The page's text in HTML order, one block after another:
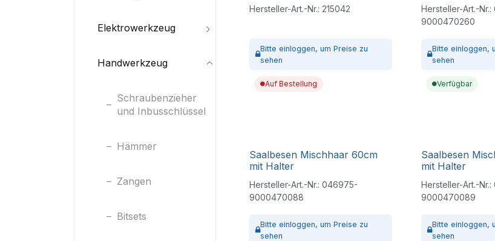
Elektrowerkzeug
Handwerkzeug
Schraubenzieher
und Inbusschlüssel
Hämmer
Zangen
Bitsets
Hersteller-Art.-Nr.: 215042
Bitte einloggen, um Preise zu
sehen
Auf Bestellung
Hersteller-Art.-Nr.:
9000470260
Bitteeinloggen,
sehen
Verfügbar
Saalbesen Mischhaar 60cm
mit Halter
Hersteller-Art.-Nr.: 046975-
9000470088
Bitte einloggen, um Preise zu
sehen
Saalbesen
mit Halter
Hersteller-Art.-Nr.:
9000470089
Bitteeinloggen,
sehen